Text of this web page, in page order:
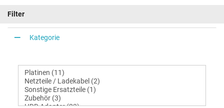
Filter
Kategorie